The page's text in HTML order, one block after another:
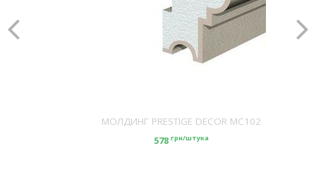
МОЛДИНГ PRESTIGE DECOR MC102
578 грн/штука